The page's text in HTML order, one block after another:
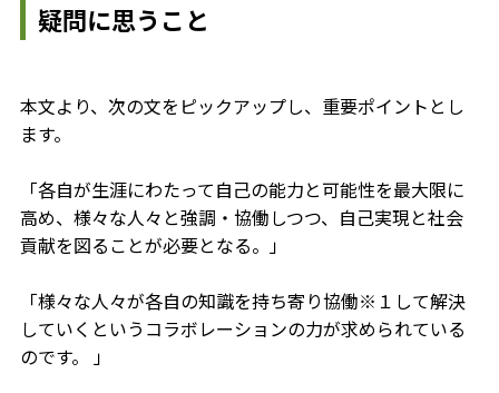
疑問に思うこと
本文より、次の文をピックアップし、重要ポイントとし
ます。
「各自が生涯にわたって自己の能力と可能性を最大限に
高め、様々な人々と強調・協働しつつ、自己実現と社会
貢献を図ることが必要となる。」
「様々な人々が各自の知識を持ち寄り協働※１して解決
していくというコラボレーションの力が求められている
のです。 」